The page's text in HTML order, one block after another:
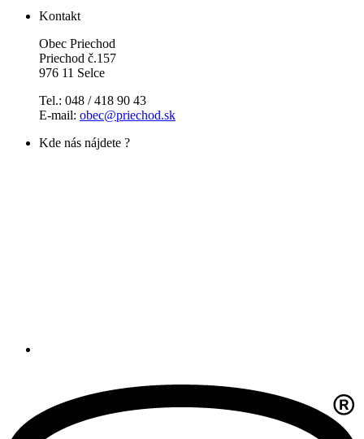
Kontakt
Obec Priechod
Priechod č.157
976 11 Selce
Tel.: 048 / 418 90 43
E-mail: obec@priechod.sk
Kde nás nájdete ?